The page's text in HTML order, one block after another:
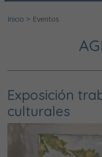
Inicio > Eventos
Exposición
culturales